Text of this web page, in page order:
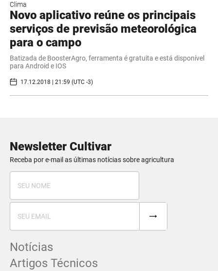
Clima
Novo aplicativo reúne os principais
serviços de previsão meteorológica
para o campo
Batizada de BoosterAgro, ferramenta é gratuita e está disponível
para Android e IOS
17.12.2018 | 21:59 (UTC -3)
Newsletter Cultivar
Receba por e-mail as últimas notícias sobre agricultura
Notícias
Artigos Técnicos